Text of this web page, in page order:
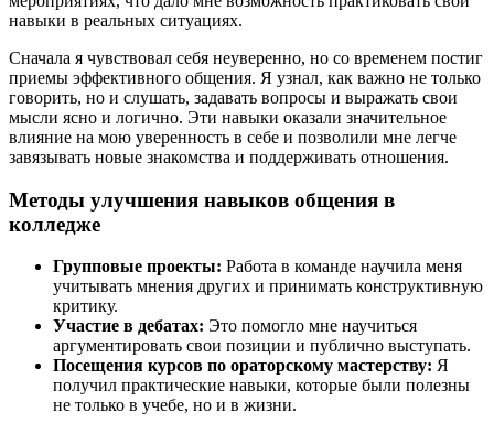
навыки в реальных ситуациях.
Сначала я чувствовал себя неуверенно, но со временем постиг
приемы эффективного общения. Я узнал, как важно не только
говорить, но и слушать, задавать вопросы и выражать свои
мысли ясно и логично. Эти навыки оказали значительное
влияние на мою уверенность в себе и позволили мне легче
завязывать новые знакомства и поддерживать отношения.
Методы улучшения навыков общения в
колледже
Групповые проекты: Работа в команде научила меня
учитывать мнения других и принимать конструктивную
критику.
Участие в дебатах: Это помогло мне научиться
аргументировать свои позиции и публично выступать.
Посещения курсов по ораторскому мастерству: Я
получил практические навыки, которые были полезны
не только в учебе, но и в жизни.